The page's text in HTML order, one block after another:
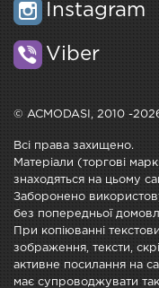
Instagram
Viber
© ACMODASI, 2010 -
Всі права захищено.
Матеріали (торгові
знаходяться на цьому
Заборонено
без попередньої
При копіюванні
зображення, тексти,
активне посилання на
має супроводжувати